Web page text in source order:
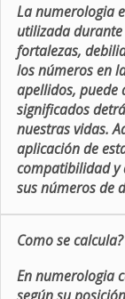
La numerologia
utilizada
fortalezas,
los números en
apellidos, puede
significados
nuestras vidas.
aplicación de
compatibilidad y
sus números de
Como se calcula?
En numerologia